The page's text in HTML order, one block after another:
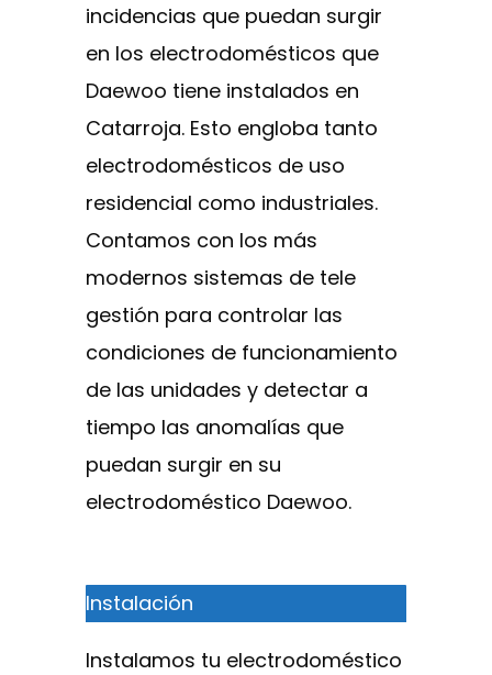
incidencias que puedan surgir
en los electrodomésticos que
Daewoo tiene instalados en
Catarroja. Esto engloba tanto
electrodomésticos de uso
residencial como industriales.
Contamos con los más
modernos sistemas de tele
gestión para controlar las
condiciones de funcionamiento
de las unidades y detectar a
tiempo las anomalías que
puedan surgir en su
electrodoméstico Daewoo.
Instalación
Instalamos tu electrodoméstico